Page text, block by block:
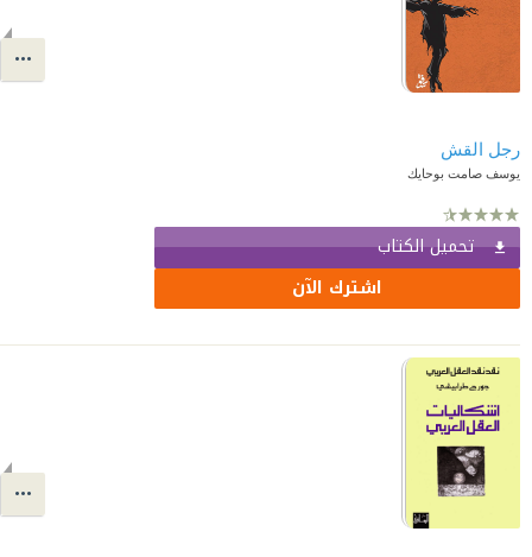
رجل القش
يوسف صامت بوحايك
تحميل الكتاب
اشترك الآن